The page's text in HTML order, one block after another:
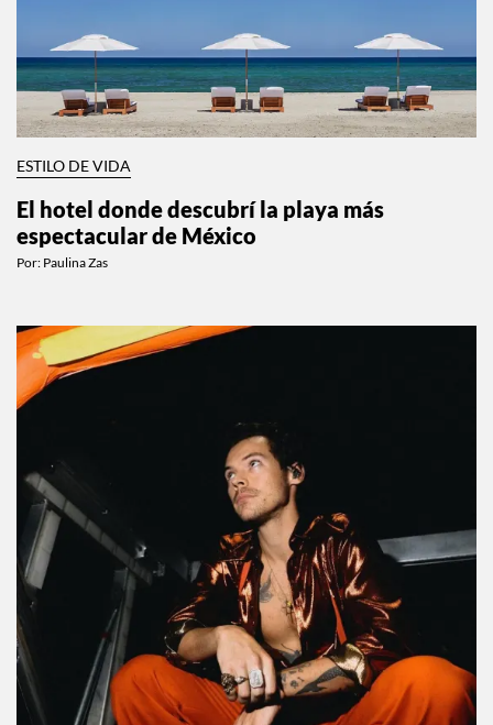
ESTILO DE VIDA
El hotel donde descubrí la playa más
espectacular de México
Por: Paulina Zas